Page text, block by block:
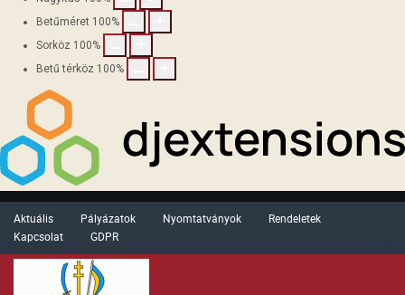
Betűméret 100%
Sorköz 100%
Betű térköz 100%
Aktuális Pályázatok Nyomtatványok
Rendeletek
Kapcsolat
GDPR